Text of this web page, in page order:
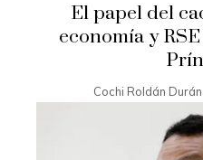
El papel del
economía y
Cochi Roldán Durán